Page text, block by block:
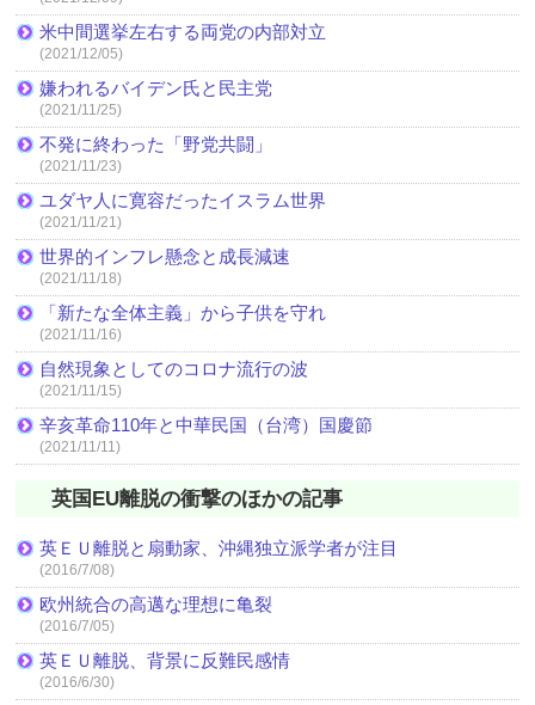
米中間選挙左右する両党の内部対立
(2021/12/05)
嫌われるバイデン氏と民主党
(2021/11/25)
不発に終わった「野党共闘」
(2021/11/23)
ユダヤ人に寛容だったイスラム世界
(2021/11/21)
世界的インフレ懸念と成長減速
(2021/11/18)
「新たな全体主義」から子供を守れ
(2021/11/16)
自然現象としてのコロナ流行の波
(2021/11/15)
辛亥革命110年と中華民国（台湾）国慶節
(2021/11/11)
英国EU離脱の衝撃のほかの記事
英ＥＵ離脱と扇動家、沖縄独立派学者が注目
(2016/7/08)
欧州統合の高邁な理想に亀裂
(2016/7/05)
英ＥＵ離脱、背景に反難民感情
(2016/6/30)